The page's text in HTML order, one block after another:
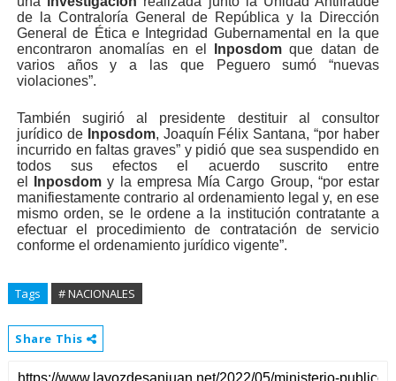
de la Contraloría General de República y la Dirección
General de Ética e Integridad Gubernamental en la que
encontraron anomalías en el
Inposdom que datan de
varios años y a las que Peguero sumó “nuevas
violaciones”.
También sugirió al presidente destituir al consultor
jurídico de Inposdom, Joaquín Félix Santana, “por haber
incurrido en faltas graves” y pidió que sea suspendido en
todos sus efectos el acuerdo suscrito entre
el
Inposdom y la empresa Mía Cargo Group, “por estar
manifiestamente contrario al ordenamiento legal y, en ese
mismo orden, se le ordene a la institución contratante a
efectuar el procedimiento de contratación de servicio
conforme el ordenamiento jurídico vigente”.
Tags # NACIONALES
Share This